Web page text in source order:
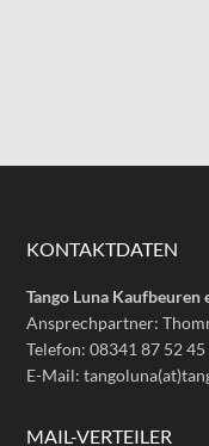
KONTAKTDATEN
Tango Luna Kaufbeuren
Ansprechpartner:
Telefon: 08341 87 52 45
E-Mail:
MAIL-VERTEILER